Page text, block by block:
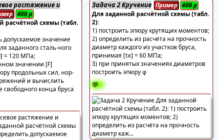
растяжение и
400р
расчётной схемы (табл.
допускаемое значение
заданного сталь-ного
= 120 МПа;
значении [F]
продольных сил, нор-
и вычислить
конца бруса
Задача 2 Кручение Пример 400р
Для заданной расчётной схемы (табл.
2):
1) построить эпюру крутящих моментов;
2) определить из расчёта на прочность
диаметр каждого из участков бруса,
принимая [τк] = 60 МПа;
3) при принятых значениях диаметров
построить эпюру φ
💬